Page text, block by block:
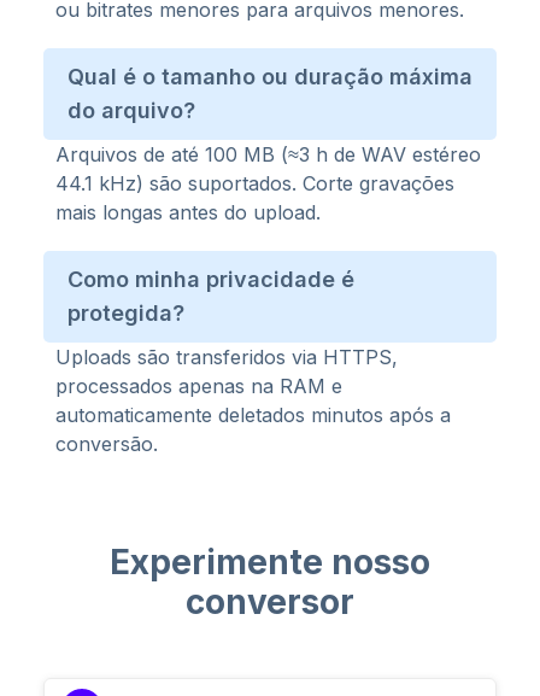
ou bitrates menores para arquivos menores.
Qual é o tamanho ou duração máxima
do arquivo?
Arquivos de até 100 MB (≈3 h de WAV estéreo
44.1 kHz) são suportados. Corte gravações
mais longas antes do upload.
Como minha privacidade é
protegida?
Uploads são transferidos via HTTPS,
processados apenas na RAM e
automaticamente deletados minutos após a
conversão.
Experimente nosso
conversor